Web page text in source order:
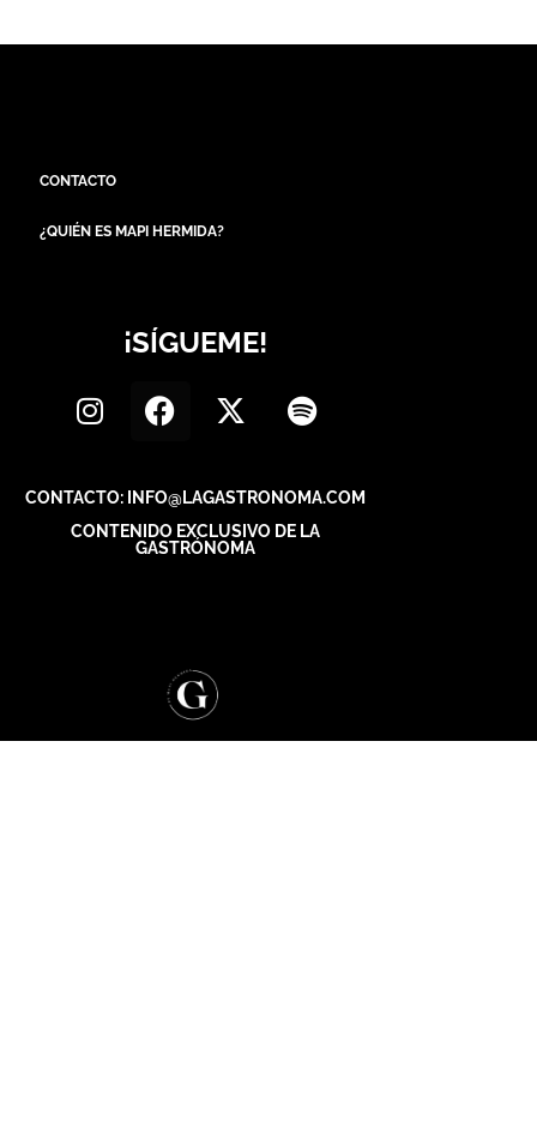
CONTACTO
¿QUIÉN ES MAPI HERMIDA?
¡SÍGUEME!
CONTACTO: INFO@LAGASTRONOMA.COM
CONTENIDO EXCLUSIVO DE LA
GASTRÓNOMA